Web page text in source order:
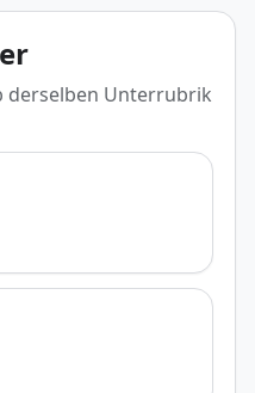
derselben Unterrubrik